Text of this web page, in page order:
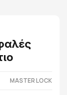
MASTER LOCK